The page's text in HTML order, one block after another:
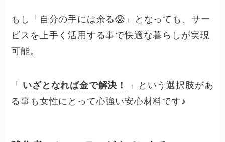
もし「自分の手には余る😱」となっても、サー
ビスを上手く活用する事で快適な暮らしが実現
可能。
「 いざとなれば金で解決！
」という選択肢があ
る事も女性にとって心強い安心材料です♪